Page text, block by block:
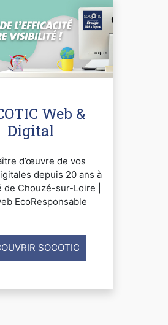
Web &
Digital
d’œuvre de vos
depuis 20 ans à
de Chouzé-sur-Loire |
EcoResponsable
SOCOTIC